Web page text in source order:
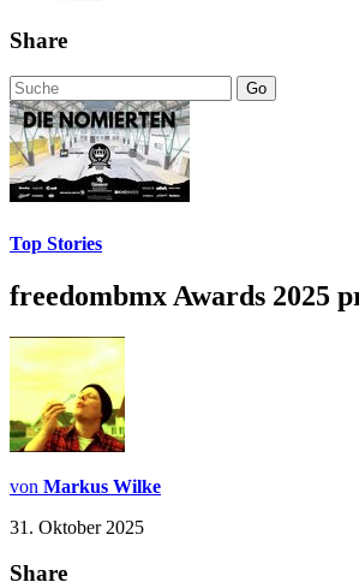
Share
Go
Top Stories
freedombmx Awards 2025
von Markus Wilke
31. Oktober 2025
Share